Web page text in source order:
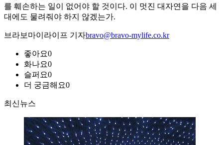
를 훼손하는 일이 없어야 할 것이다. 이 멋진 대자연을 다음 세
대에도 물려줘야 하지 않겠는가.
브라보마이라이프 기자bravo@bravo-mylife.co.kr
좋아요0
화나요0
슬퍼요0
더 궁금해요0
최신뉴스